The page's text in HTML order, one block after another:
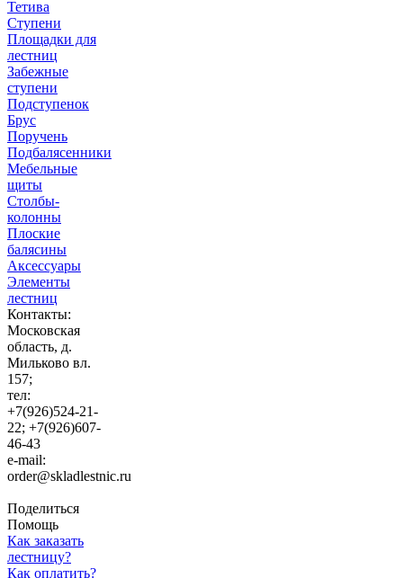
Тетива
Ступени
Площадки для
лестниц
Забежные
ступени
Подступенок
Брус
Поручень
Подбалясенники
Мебельные
щиты
Столбы-
колонны
Плоские
балясины
Аксессуары
Элементы
лестниц
Контакты:
Московская
область, д.
Мильково вл.
157;
тел:
+7(926)524-21-
22; +7(926)607-
46-43
e-mail:
order@skladlestnic.ru
Поделиться
Помощь
Как заказать
лестницу?
Как оплатить?